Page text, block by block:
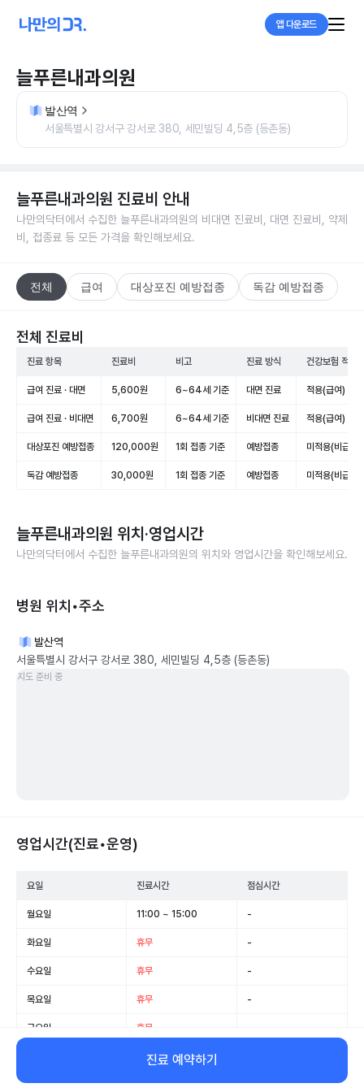
앱 다운로드
늘푸른내과의원
발산역
서울특별시 강서구 강서로 380, 세민빌딩 4,5층 (등촌동)
늘푸른내과의원 진료비 안내
나만의닥터에서 수집한 늘푸른내과의원의 비대면 진료비, 대면 진료비, 약제
비, 접종료 등 모든 가격을 확인해보세요.
전체 급여 대상포진 예방접종 독감 예방접종
전체 진료비
진료 항목 진료비 비고 진료 방식 건강보험 적용
급여 진료 · 대면 5,600원 6~64세 기준 대면 진료 적용(급여)
급여 진료 · 비대면 6,700원 6~64세 기준 비대면 진료 적용(급여)
대상포진 예방접종 120,000원 1회 접종 기준 예방접종 미적용(비급여)
독감 예방접종 30,000원 1회 접종 기준 예방접종 미적용(비급여)
늘푸른내과의원 위치·영업시간
나만의닥터에서 수집한 늘푸른내과의원의 위치와 영업시간을 확인해보세요.
병원 위치•주소
발산역
서울특별시 강서구 강서로 380, 세민빌딩 4,5층 (등촌동)
지도 준비 중
영업시간(진료•운영)
요일 진료시간 점심시간
월요일 11:00 ~ 15:00 -
화요일 휴무 -
수요일 휴무 -
목요일 휴무 -
금요일 휴무
휴무
일요일 휴무 -
진료 예약하기